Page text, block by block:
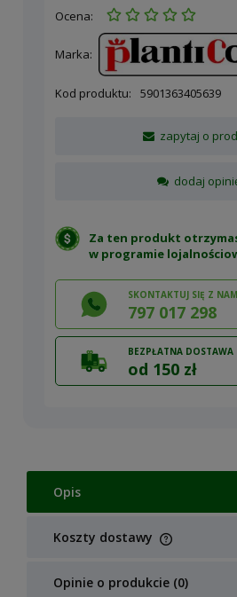
Ocena:
Marka:
Kod produktu: 5901363405639
zapytaj o
dodaj
Za ten produkt
w programie
SKONTAKTUJ SIĘ Z
797 017 298
BEZPŁATNA DOSTAWA
od 150 zł
Opis
Koszty dostawy
Cena nie zawiera ewentualnych
Opinie o produkcie (0)